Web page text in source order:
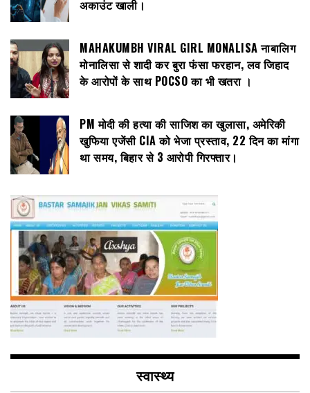
अकाउंट खाली।
MAHAKUMBH VIRAL GIRL MONALISA नाबालिग
मोनालिसा से शादी कर बुरा फंसा फरहान, लव जिहाद
के आरोपों के साथ POCSO का भी खतरा ।
PM मोदी की हत्या की साजिश का खुलासा, अमेरिकी
खुफिया एजेंसी CIA को भेजा प्रस्ताव, 22 दिन का मांगा
था समय, बिहार से 3 आरोपी गिरफ्तार।
स्वास्थ्य